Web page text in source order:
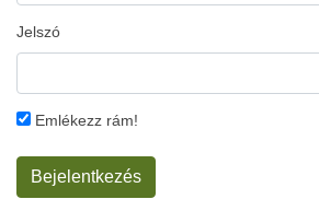
Jelszó
Emlékezz rám!